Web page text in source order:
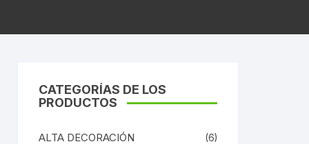
CATEGORÍAS DE LOS
PRODUCTOS
ALTA DECORACIÓN (6)